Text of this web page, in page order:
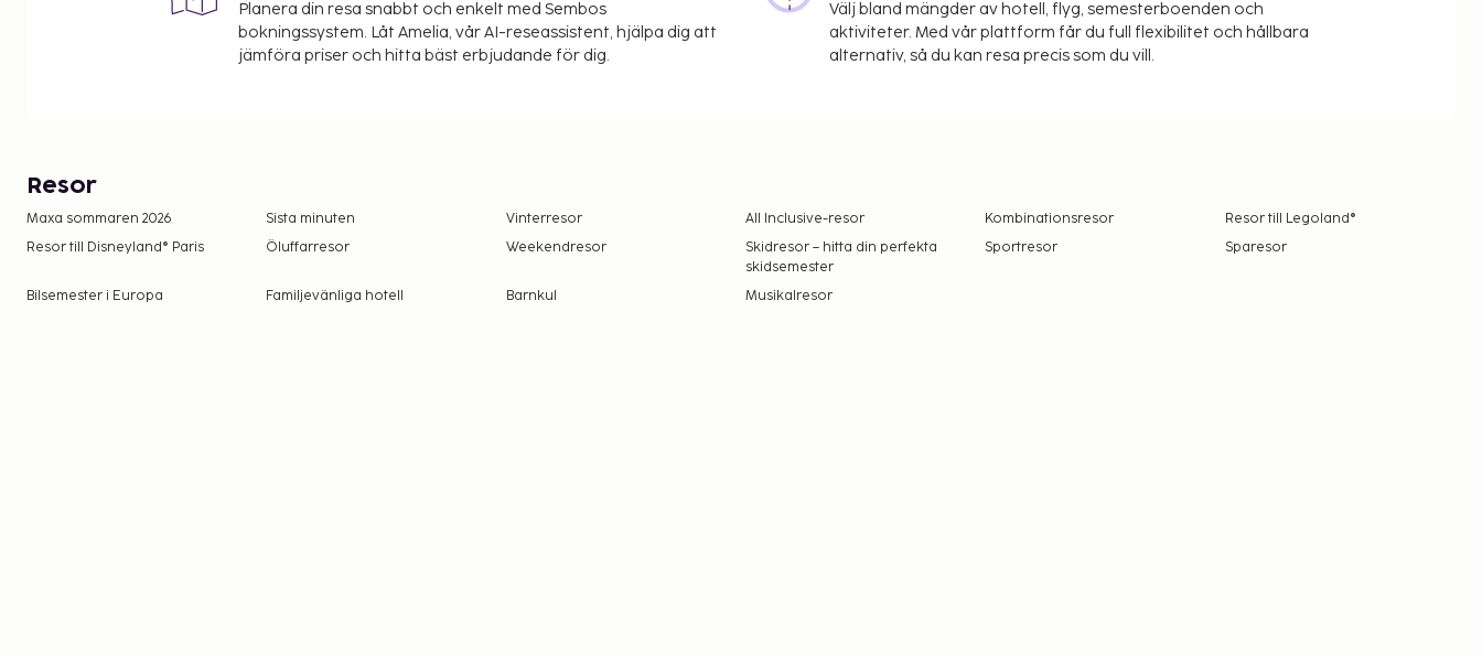
Planera din resa snabbt och enkelt med Sembos
bokningssystem. Låt Amelia, vår AI-reseassistent, hjälpa dig att
jämföra priser och hitta bäst erbjudande för dig.
Välj bland mängder av hotell, flyg, semesterboenden och
aktiviteter. Med vår plattform får du full flexibilitet och hållbara
alternativ, så du kan resa precis som du vill.
Resor
Maxa sommaren 2026 Sista minuten Vinterresor All Inclusive-resor Kombinationsresor
Resor till Legoland®
Resor till Disneyland® Paris
Öluffarresor Weekendresor
Skidresor – hitta din perfekta
skidsemester
Sportresor Sparesor
Bilsemester i Europa Familjevänliga hotell Barnkul Musikalresor